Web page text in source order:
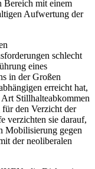
Bereich mit einem
Aufwertung der
schlecht
eines
in der Großen
erreicht hat,
Stillhalteabkommen
den Verzicht der
verzichten sie darauf,
Mobilisierung gegen
der neoliberalen